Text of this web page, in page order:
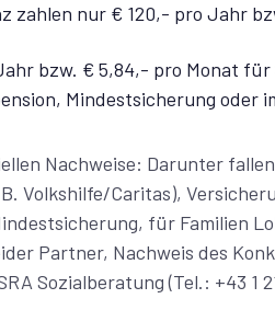
zahlen nur € 120,- pro Jahr
bzw. € 5,84,- pro Monat
Mindestsicherung oder
Nachweise: Darunter
Volkshilfe/Caritas),
für Familien
Partner, Nachweis des
Sozialberatung (Tel.: +43 1